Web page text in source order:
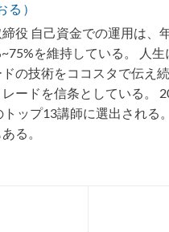
）
役 自己資金での運用は、
を維持している。 人
の技術をココスタで伝え
ードを信条としている。
ップ13講師に選出される
る。